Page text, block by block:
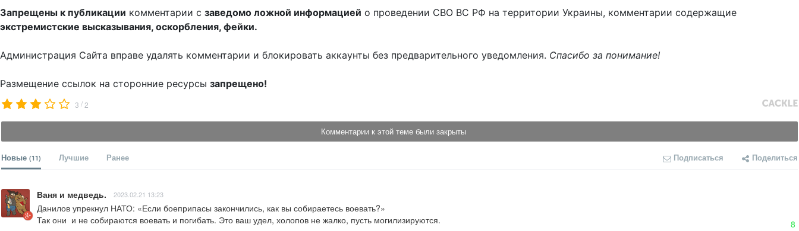
Запрещены к публикации комментарии с заведомо ложной информацией о проведении СВО ВС РФ на территории Украины, комментарии содержащие
экстремистские высказывания, оскорбления, фейки.
Администрация Сайта вправе удалять комментарии и блокировать аккаунты без предварительного уведомления. Спасибо за понимание!
Размещение ссылок на сторонние ресурсы запрещено!
3 /2
Комментарии к этой теме были закрыты
Новые (11) Лучшие Ранее Подписаться Поделиться
Ваня и медведь. 2023.02.21 13:23
Данилов упрекнул НАТО: «Если боеприпасы закончились, как вы собираетесь воевать?»
Так они  и не собираются воевать и погибать. Это ваш удел, холопов не жалко, пусть могилизируются.
8